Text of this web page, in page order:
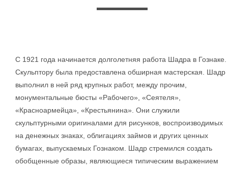
С 1921 года начинается долголетняя работа Шадра в Гознаке.
Скульптору была предоставлена обширная мастерская. Шадр
выполнил в ней ряд крупных работ, между прочим,
монументальные бюсты «Рабочего», «Сеятеля»,
«Красноармейца», «Крестьянина». Они служили
скульптурными оригиналами для рисунков, воспроизводимых
на денежных знаках, облигациях займов и других ценных
бумагах, выпускаемых Гознаком. Шадр стремился создать
обобщенные образы, являющиеся типическим выражением